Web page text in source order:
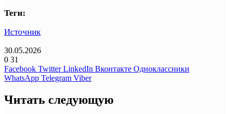
Теги:
Источник
30.05.2026
0 31
Facebook Twitter LinkedIn Вконтакте Одноклассники
WhatsApp Telegram Viber
Читать следующую